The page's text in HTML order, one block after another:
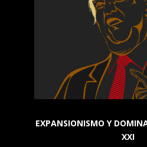
EXPANSIONISMO Y
XXI